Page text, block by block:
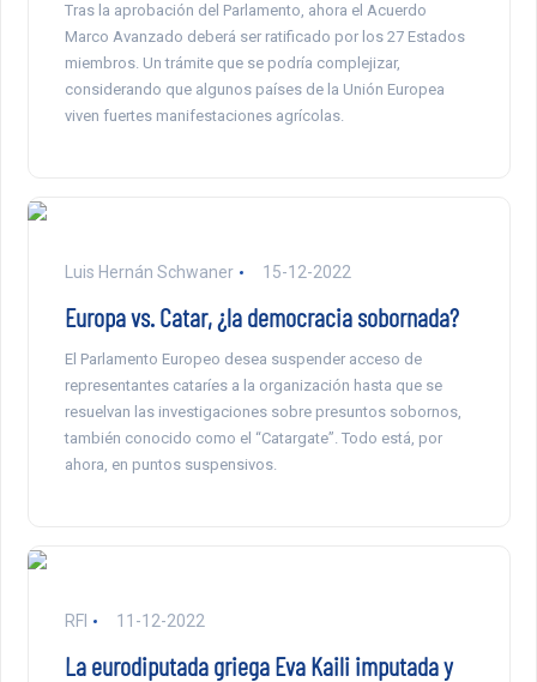
Tras la aprobación del Parlamento, ahora el Acuerdo
Marco Avanzado deberá ser ratificado por los 27 Estados
miembros. Un trámite que se podría complejizar,
considerando que algunos países de la Unión Europea
viven fuertes manifestaciones agrícolas.
Luis Hernán Schwaner 15-12-2022
Europa vs. Catar, ¿la democracia sobornada?
El Parlamento Europeo desea suspender acceso de
representantes cataríes a la organización hasta que se
resuelvan las investigaciones sobre presuntos sobornos,
también conocido como el “Catargate”. Todo está, por
ahora, en puntos suspensivos.
RFI 11-12-2022
La eurodiputada griega Eva Kaili imputada y